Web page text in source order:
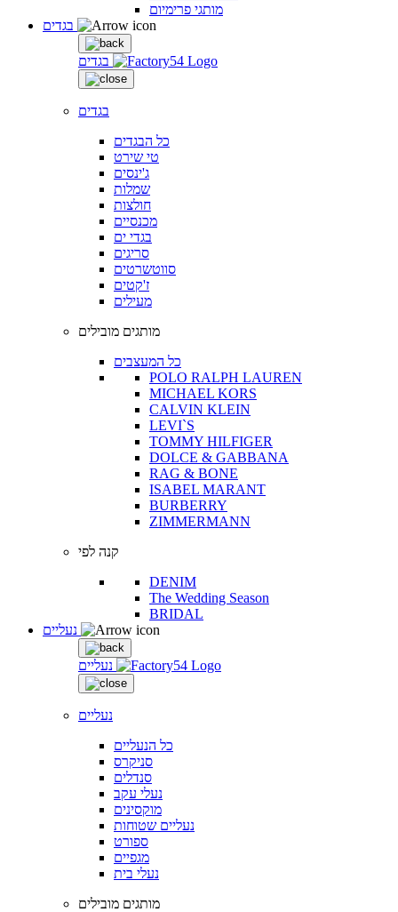
מותגי פרימיום
בגדים
בגדים
כל הבגדים
טי שירט
ג'ינסים
שמלות
חולצות
מכנסיים
בגדי ים
סריגים
סווטשרטים
ז'קטים
מעילים
מותגים מובילים
כל המעצבים
POLO RALPH LAUREN
MICHAEL KORS
CALVIN KLEIN
LEVI`S
TOMMY HILFIGER
DOLCE & GABBANA
RAG & BONE
ISABEL MARANT
BURBERRY
ZIMMERMANN
קנה לפי
DENIM
The Wedding Season
BRIDAL
נעליים
נעליים
כל הנעליים
סניקרס
סנדלים
נעלי עקב
מוקסינים
נעליים שטוחות
ספורט
מגפיים
נעלי בית
מותגים מובילים